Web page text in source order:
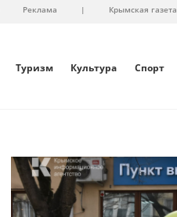
Реклама | Крымская газета
Туризм Культура Спорт